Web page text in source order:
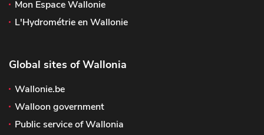
Mon Espace Wallonie
L'Hydrométrie en Wallonie
Global sites of Wallonia
Wallonie.be
Walloon government
Public service of Wallonia